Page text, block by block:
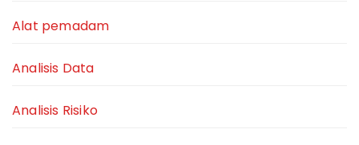
Alat pemadam
Analisis Data
Analisis Risiko